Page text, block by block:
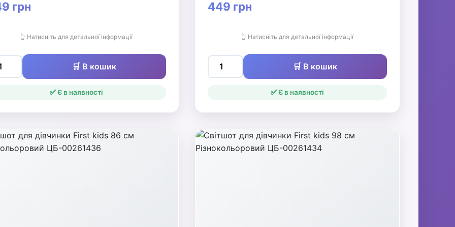
грн
👆 Натисніть для детальної інформації
🛒 В кошик
✅ Є в наявності
449 грн
👆 Натисніть для детальної інформації
🛒 В кошик
✅ Є в наявності